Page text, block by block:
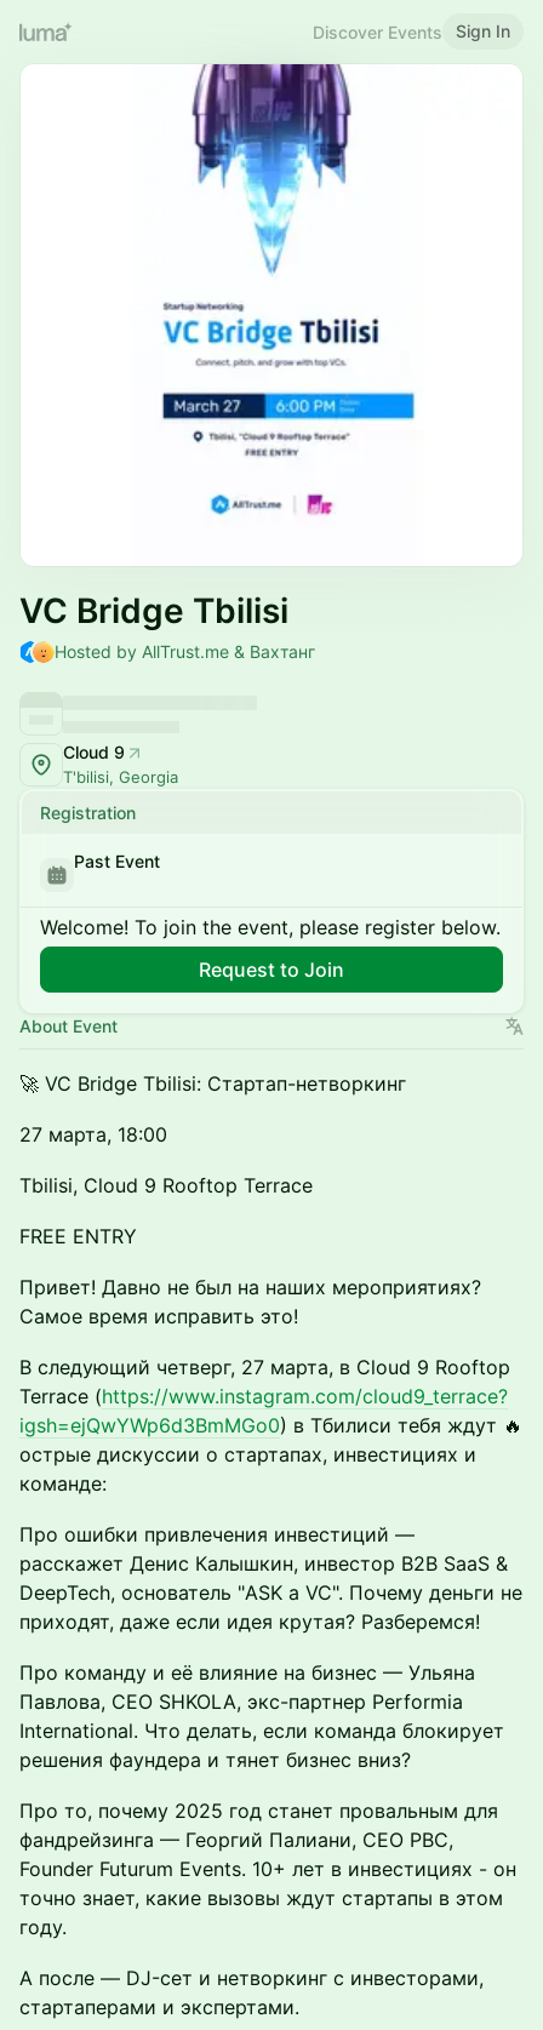
Discover Events Sign In
VC Bridge Tbilisi
Hosted by AllTrust.me & Вахтанг
Cloud 9
T'bilisi, Georgia
Registration
Past Event
Welcome! To join the event, please register below.
Request to Join
About Event
🚀 VC Bridge Tbilisi: Стартап-нетворкинг
27 марта, 18:00
Tbilisi, Cloud 9 Rooftop Terrace
FREE ENTRY
Привет! Давно не был на наших мероприятиях?
Самое время исправить это!
В следующий четверг, 27 марта, в Cloud 9 Rooftop
Terrace (https://www.instagram.com/cloud9_terrace?
igsh=ejQwYWp6d3BmMGo0) в Тбилиси тебя ждут 🔥
острые дискуссии о стартапах, инвестициях и
команде:
Про ошибки привлечения инвестиций —
расскажет Денис Калышкин, инвестор B2B SaaS &
DeepTech, основатель "ASK a VC". Почему деньги не
приходят, даже если идея крутая? Разберемся!
Про команду и её влияние на бизнес — Ульяна
Павлова, CEO SHKOLA, экс-партнер Performia
International. Что делать, если команда блокирует
решения фаундера и тянет бизнес вниз?
Про то, почему 2025 год станет провальным для
фандрейзинга — Георгий Палиани, CEO PBC,
Founder Futurum Events. 10+ лет в инвестициях - он
точно знает, какие вызовы ждут стартапы в этом
году.
А после — DJ-сет и нетворкинг с инвесторами,
стартаперами и экспертами.